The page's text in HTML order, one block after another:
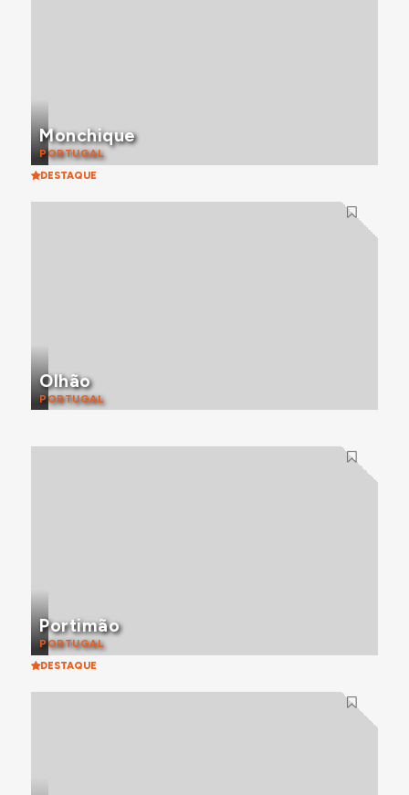
Monchique
PORTUGAL
DESTAQUE
Olhão
PORTUGAL
Portimão
PORTUGAL
DESTAQUE